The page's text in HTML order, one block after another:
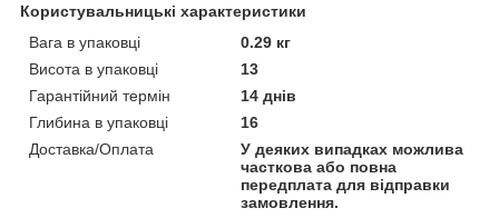
Користувальницькі характеристики
Вага в упаковці
0.29 кг
Висота в упаковці
13
Гарантійний термін
14 днів
Глибина в упаковці
16
Доставка/Оплата
У деяких випадках можлива
часткова або повна
передплата для відправки
замовлення.